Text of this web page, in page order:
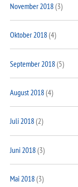
November 2018(3)
Oktober 2018(4)
September 2018(5)
August 2018(4)
Juli 2018(2)
Juni 2018(3)
Mai 2018(3)